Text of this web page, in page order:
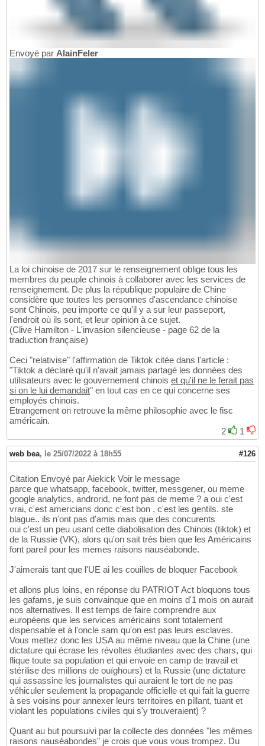
Envoyé par AlainFeler
La loi chinoise de 2017 sur le renseignement oblige tous les
membres du peuple chinois à collaborer avec les services de
renseignement. De plus la république populaire de Chine
considère que toutes les personnes d'ascendance chinoise
sont Chinois, peu importe ce qu'il y a sur leur passeport,
l'endroit où ils sont, et leur opinion à ce sujet.
(Clive Hamilton - L'invasion silencieuse - page 62 de la
traduction française)
Ceci "relativise" l'affirmation de Tiktok citée dans l'article :
"Tiktok a déclaré qu'il n'avait jamais partagé les données des
utilisateurs avec le gouvernement chinois et qu'il ne le ferait pas
si on le lui demandait" en tout cas en ce qui concerne ses
employés chinois.
Etrangement on retrouve la même philosophie avec le fisc
américain.
2
1
web bea, le 25/07/2022 à 18h55 #126
Citation Envoyé par Aiekick Voir le message
parce que whatsapp, facebook, twitter, messgener, ou meme
google analytics, androrid, ne font pas de meme ? a oui c'est
vrai, c'est americians donc c'est bon , c'est les gentils. ste
blague.. ils n'ont pas d'amis mais que des concurents
oui c'est un peu usant cette diabolisation des Chinois (tiktok) et
de la Russie (VK), alors qu'on sait très bien que les Américains
font pareil pour les memes raisons nauséabonde.
J'aimerais tant que l'UE ai les couilles de bloquer Facebook
et allons plus loins, en réponse du PATRIOT Act bloquons tous
les gafams, je suis convainque que en moins d'1 mois on aurait
nos alternatives. Il est temps de faire comprendre aux
européens que les services américains sont totalement
dispensable et à l'oncle sam qu'on est pas leurs esclaves.
Vous mettez donc les USA au même niveau que la Chine (une
dictature qui écrase les révoltes étudiantes avec des chars, qui
flique toute sa population et qui envoie en camp de travail et
stérilise des millions de ouïghours) et la Russie (une dictature
qui assassine les journalistes qui auraient le tort de ne pas
véhiculer seulement la propagande officielle et qui fait la guerre
à ses voisins pour annexer leurs territoires en pillant, tuant et
violant les populations civiles qui s'y trouveraient) ?
Quant au but poursuivi par la collecte des données "les mêmes
raisons nauséabondes" je crois que vous vous trompez. Du